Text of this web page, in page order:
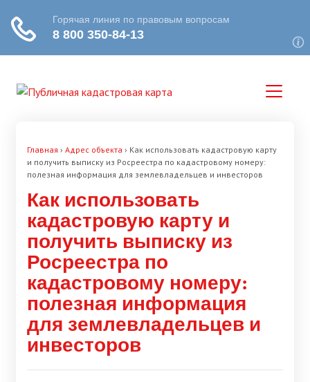
Главная › Адрес объекта › Как использовать кадастровую карту
и получить выписку из Росреестра по кадастровому номеру:
полезная информация для землевладельцев и инвесторов
Как использовать
кадастровую карту и
получить выписку из
Росреестра по
кадастровому номеру:
полезная информация
для землевладельцев и
инвесторов